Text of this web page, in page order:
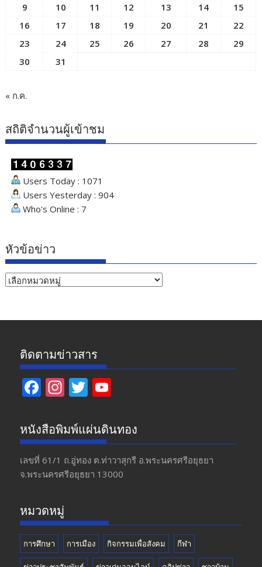
9
10 11 12 13 14
15
16
17 18 19 20 21
22
23
24 25 26 27 28
29
30
31
« ก.ค.
สถิติจำนวนผู้เข้าชม
Users Today : 1071
Users Yesterday : 904
Who's Online : 7
หัวข้อข่าว
หัวข้อ
ติดตามข่าวสาร
F
e
b
o
o
In
a
gr
a
m
T
itt
er
u
T
u
b
หนังสือพิมพ์แผ่นดินทอง
เลขที่ 61/1 ถ.อู่ทอง​ ต.​ท่าวาสุกรี​ อ.พระนครศรีอยุธยา​
จ.พระนครศรีอยุธยา 13000
หมวดหมู่
การศึกษา การเมือง กิจกรรมเพื่อสังคม กีฬา